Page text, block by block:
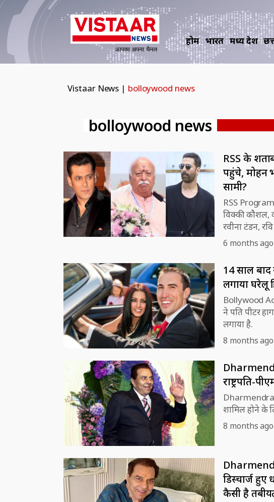
होम भारत मध्य प्रदेश
Vistaar News | bolloywood news
bolloywood news
RSS के
पहुंचे, मोहन
सामी?
RSS
विक्की कौशल, करण जौहर, अनन्या पांडे, जैकी श्रॉफ, शिल्पा शेट्टी,
रवीना टंडन,
कई अन्य
6 months ago
14 साल बाद
लगाया घरेलू
Bollywood
ने पति पीटर
लगाया है.
8 months ago
राष्ट्रपति-
Dharmendra
शामिल होने के
8 months ago
डिस्चार्ज
कैसी है